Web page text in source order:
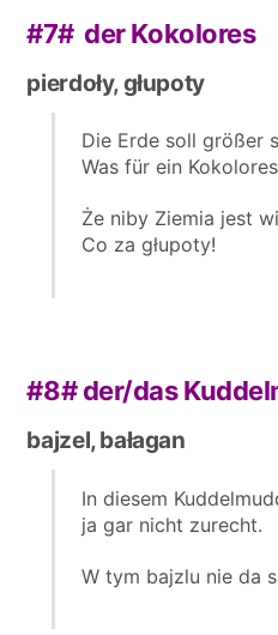
#7# der Kokolores
pierdoły, głupoty
Die Erde soll größer
Was für ein
Że niby Ziemia jest
Co za głupoty!
#8#der/das
bajzel, bałagan
In diesem
ja gar nicht zurecht.
W tym bajzlu nie da